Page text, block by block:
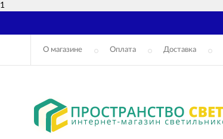
1
О магазине Оплата Доставка